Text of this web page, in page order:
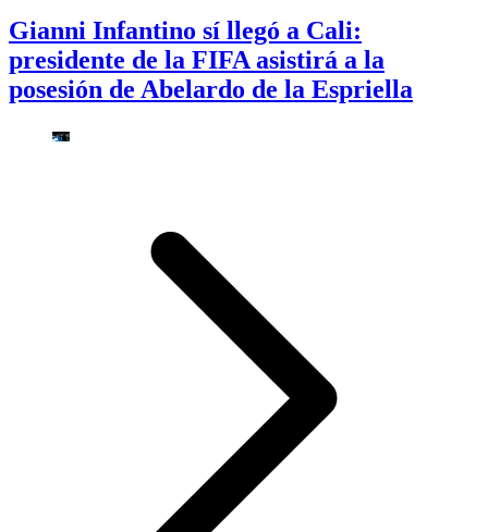
Gianni Infantino sí llegó a Cali:
presidente de la FIFA asistirá a la
posesión de Abelardo de la Espriella